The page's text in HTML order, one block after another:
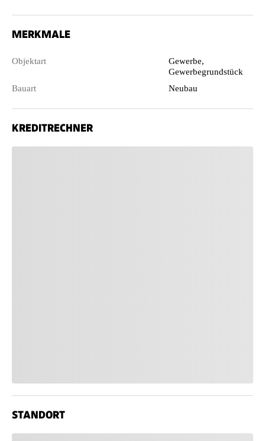
MERKMALE
Objektart
Gewerbe,
Gewerbegrundstück
Bauart
Neubau
KREDITRECHNER
STANDORT